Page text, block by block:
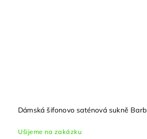
Dámská šifonovo saténová sukně Barb
Ušijeme na zakázku